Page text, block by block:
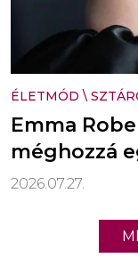
ÉLETMÓD \
Emma
méghozzá
2026.07.27.